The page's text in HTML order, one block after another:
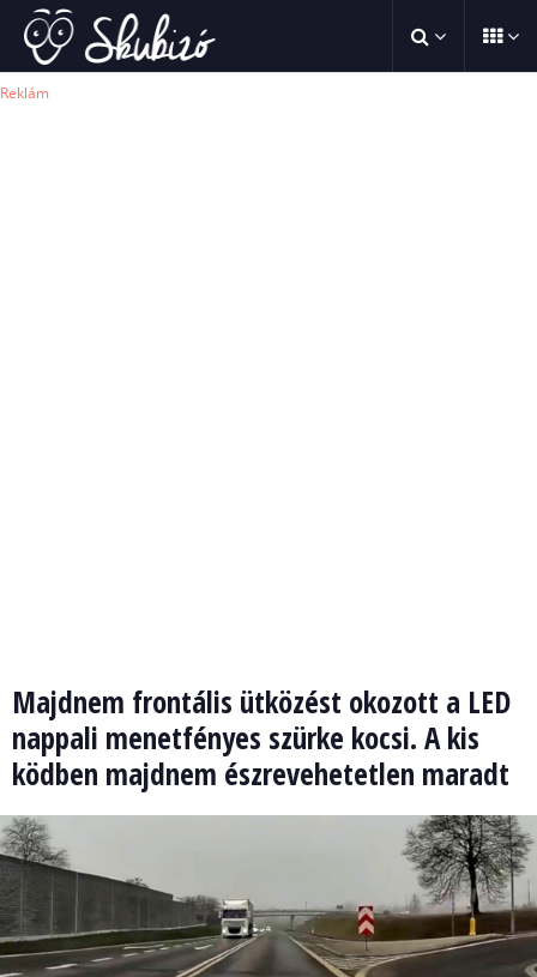
Reklám
Majdnem frontális ütközést okozott a LED
nappali menetfényes szürke kocsi. A kis
ködben majdnem észrevehetetlen maradt